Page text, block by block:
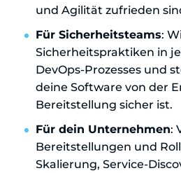
und Agilität zufrieden
Für Sicherheitsteams:
Sicherheitspraktiken in
DevOps-Prozesses und
deine Software von der
Bereitstellung sicher ist.
Für dein Unternehmen:
Bereitstellungen und
Skalierung, Service-